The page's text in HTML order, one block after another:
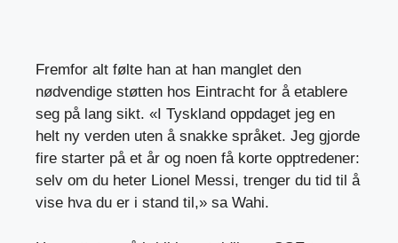
Fremfor alt følte han at han manglet den
nødvendige støtten hos Eintracht for å etablere
seg på lang sikt. «I Tyskland oppdaget jeg en
helt ny verden uten å snakke språket. Jeg gjorde
fire starter på et år og noen få korte opptredener:
selv om du heter Lionel Messi, trenger du tid til å
vise hva du er i stand til,» sa Wahi.